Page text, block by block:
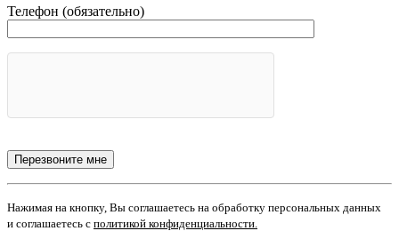
Телефон (обязательно)
Нажимая на кнопку, Вы соглашаетесь на обработку персональных данных
и соглашаетесь с политикой конфиденциальности